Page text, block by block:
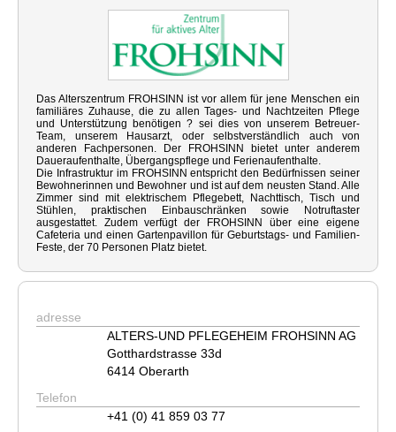
Das Alterszentrum FROHSINN ist vor allem für jene Menschen ein
familiäres Zuhause, die zu allen Tages- und Nachtzeiten Pflege
und Unterstützung benötigen ? sei dies von unserem Betreuer-
Team, unserem Hausarzt, oder selbstverständlich auch von
anderen Fachpersonen. Der FROHSINN bietet unter anderem
Daueraufenthalte, Übergangspflege und Ferienaufenthalte.
Die Infrastruktur im FROHSINN entspricht den Bedürfnissen seiner
Bewohnerinnen und Bewohner und ist auf dem neusten Stand. Alle
Zimmer sind mit elektrischem Pflegebett, Nachttisch, Tisch und
Stühlen, praktischen Einbauschränken sowie Notruftaster
ausgestattet. Zudem verfügt der FROHSINN über eine eigene
Cafeteria und einen Gartenpavillon für Geburtstags- und Familien-
Feste, der 70 Personen Platz bietet.
adresse
ALTERS-UND PFLEGEHEIM FROHSINN AG
Gotthardstrasse 33d
6414 Oberarth
Telefon
+41 (0) 41 859 03 77